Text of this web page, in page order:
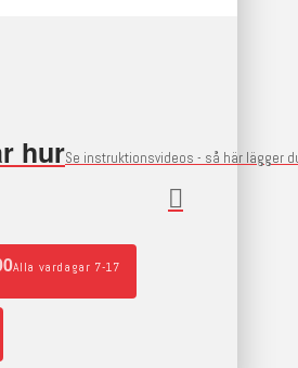
hurSe instruktionsvideos - så här lägger
Alla vardagar 7-17